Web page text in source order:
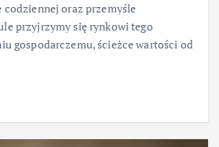
codziennej oraz przemyśle
przyjrzymy się rynkowi tego
gospodarczemu, ścieżce wartości od